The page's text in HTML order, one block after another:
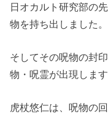
日オカルト研究部の
物を持ち出しました。
そしてその呪物の封
物・呪霊が出現します
虎杖悠仁は、呪物の